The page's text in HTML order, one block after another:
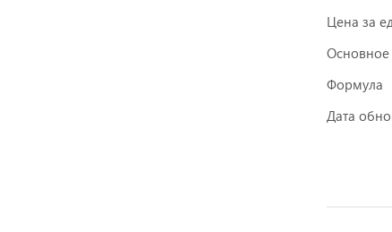
Цена за
Формула
Дата